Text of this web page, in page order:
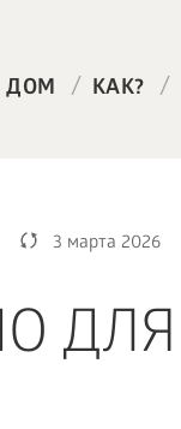
ДОМ / КАК? /
3 марта 2026
ДЛЯ